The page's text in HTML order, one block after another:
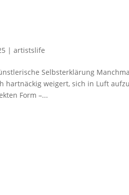
|artistslife
Selbsterklärung
hartnäckig weigert, sich in Luft
Form –...